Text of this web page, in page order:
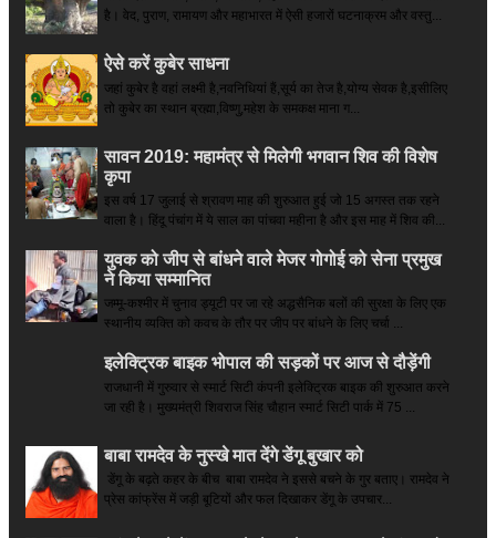
है। वेद, पुराण, रामायण और महाभारत में ऐसी हजारों घटनाक्रम और वस्तु...
ऐसे करें कुबेर साधना
जहां कुबेर है­ वहां लक्ष्मी है,नवनिधियां हैं,सूर्य का तेज है,योग्य सेवक है,इसीलिए
तो कुबेर का स्थान ब्रह्मा,विष्णु,महेश के समकक्ष माना ग...
सावन 2019: महामंत्र से मिलेगी भगवान शिव की विशेष
कृपा
इस वर्ष 17 जुलाई से श्रावण माह की शुरुआत हुई जो 15 अगस्त तक रहने
वाला है। हिंदू पंचांग में ये साल का पांचवा महीना है और इस माह में शिव की...
युवक को जीप से बांधने वाले मेजर गोगोई को सेना प्रमुख
ने किया सम्‍मानित
जम्मू-कश्मीर में चुनाव ड्यूटी पर जा रहे अद्धसैनिक बलों की सुरक्षा के लिए एक
स्थानीय व्यक्ति को कवच के तौर पर जीप पर बांधने के लिए चर्चा ...
इलेक्ट्रिक बाइक भोपाल की सड़कों पर आज से दौड़ेंगी
राजधानी में गुरुवार से स्मार्ट सिटी कंपनी इलेक्ट्रिक बाइक की शुरुआत करने
जा रही है। मुख्यमंत्री शिवराज सिंह चौहान स्मार्ट सिटी पार्क में 75 ...
बाबा रामदेव के नुस्खे मात देंगे डेंगू बुखार को
डेंगू के बढ़ते कहर के बीच बाबा रामदेव ने इससे बचने के गुर बताए। रामदेव ने
प्रेस कांफ्रेंस में जड़ी बूटियों और फल दिखाकर डेंगू के उपचार...